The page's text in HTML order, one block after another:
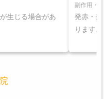
生じる場合があ
副作用・リ
発赤・熱
ります。